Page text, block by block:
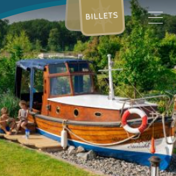
BILLETS